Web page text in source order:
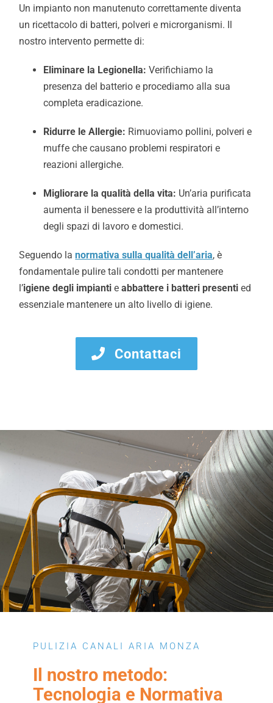
Un impianto non manutenuto correttamente diventa
un ricettacolo di batteri, polveri e microrganismi. Il
nostro intervento permette di:
Eliminare la Legionella: Verifichiamo la
presenza del batterio e procediamo alla sua
completa eradicazione.
Ridurre le Allergie: Rimuoviamo pollini, polveri e
muffe che causano problemi respiratori e
reazioni allergiche.
Migliorare la qualità della vita: Un’aria purificata
aumenta il benessere e la produttività all’interno
degli spazi di lavoro e domestici.
Seguendo lanormativa sulla qualità dell’aria, è
fondamentale pulire tali condotti per mantenere
l’igiene degli impianti eabbattere i batteri presentied
essenziale mantenere un alto livello di igiene.
Contattaci
PULIZIA CANALI ARIA MONZA
Il nostro metodo:
Tecnologia e Normativa